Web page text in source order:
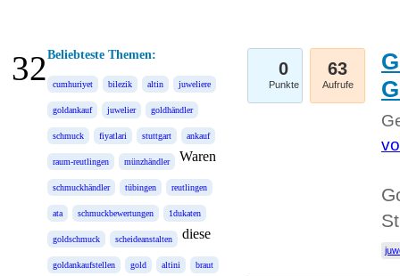
Beliebteste Themen:
cumhuriyet bilezik altin juweliere
goldankauf juwelier goldhändler
schmuck fiyatlari stuttgart ankauf
raum-reutlingen münzhändler
schmuckhändler tübingen reutlingen
ata schmuckbewertungen 1dukaten
goldschmuck scheideanstalten
goldankaufstellen gold altini braut
Waren
diese
0
Punkte
63
Aufrufe
32